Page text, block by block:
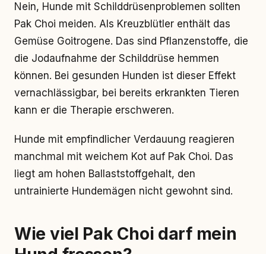
Nein, Hunde mit Schilddrüsenproblemen sollten
Pak Choi meiden. Als Kreuzblütler enthält das
Gemüse Goitrogene. Das sind Pflanzenstoffe, die
die Jodaufnahme der Schilddrüse hemmen
können. Bei gesunden Hunden ist dieser Effekt
vernachlässigbar, bei bereits erkrankten Tieren
kann er die Therapie erschweren.
Hunde mit empfindlicher Verdauung reagieren
manchmal mit weichem Kot auf Pak Choi. Das
liegt am hohen Ballaststoffgehalt, den
untrainierte Hundemägen nicht gewohnt sind.
Wie viel Pak Choi darf mein